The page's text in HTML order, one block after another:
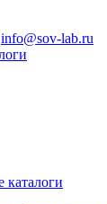
info@sov-lab.ru
каталоги